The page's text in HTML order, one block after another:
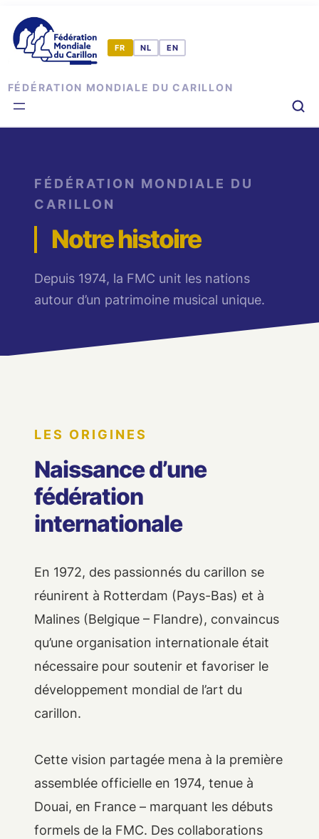
au
contenu
FÉDÉRATION MONDIALE DU CARILLON
FÉDÉRATION MONDIALE DU
CARILLON
Notre histoire
Depuis 1974, la FMC unit les nations
autour d’un patrimoine musical unique.
LES ORIGINES
Naissance d’une
fédération
internationale
En 1972, des passionnés du carillon se
réunirent à Rotterdam (Pays-Bas) et à
Malines (Belgique – Flandre), convaincus
qu’une organisation internationale était
nécessaire pour soutenir et favoriser le
développement mondial de l’art du
carillon.
Cette vision partagée mena à la première
assemblée officielle en 1974, tenue à
Douai, en France – marquant les débuts
formels de la FMC. Des collaborations